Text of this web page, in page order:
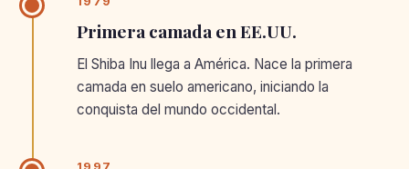
Primera camada en EE.UU.
El Shiba Inu llega a América. Nace la primera
camada en suelo americano, iniciando la
conquista del mundo occidental.